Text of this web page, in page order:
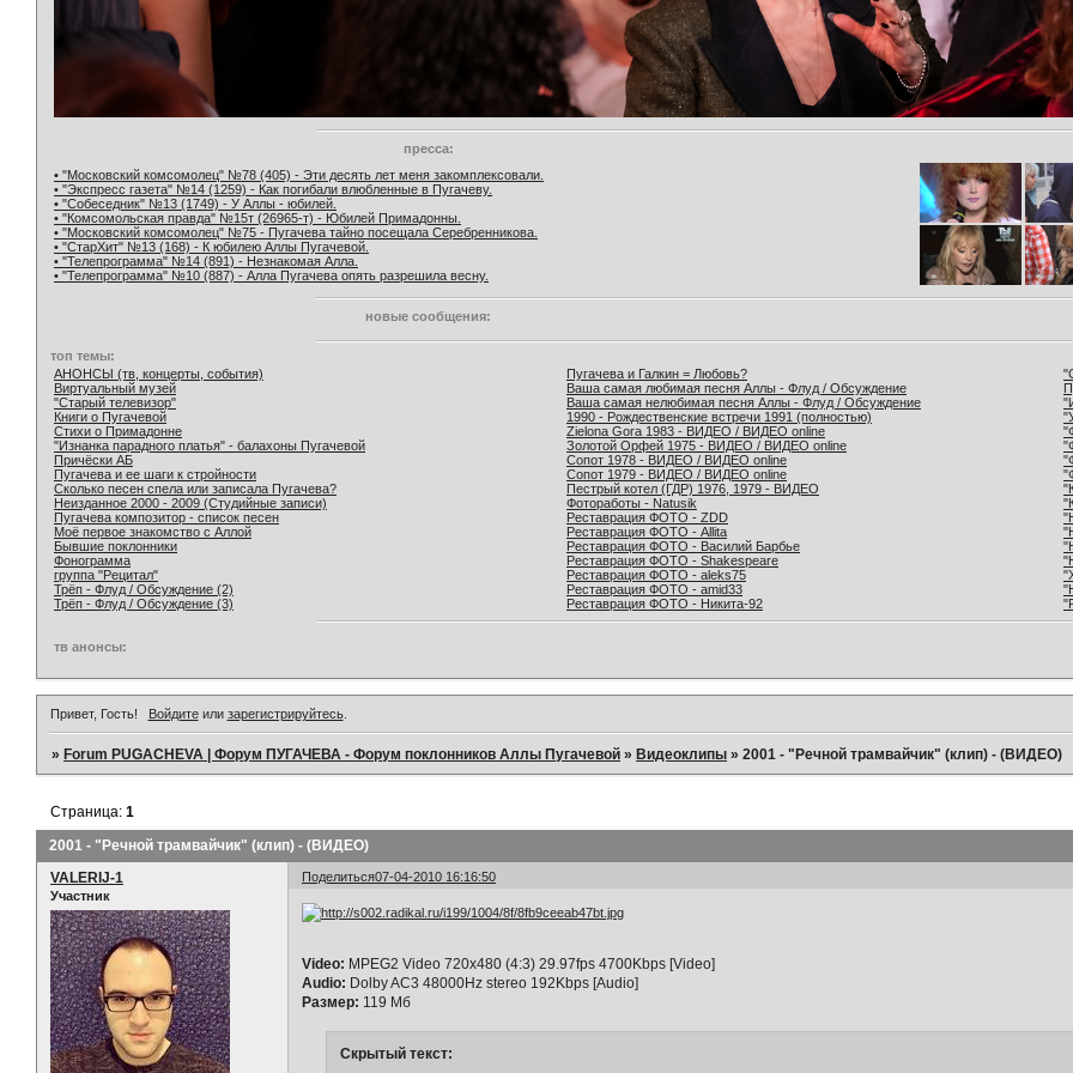
пресса:
• "Московский комсомолец" №78 (405) - Эти десять лет меня закомплексовали.
• "Экспресс газета" №14 (1259) - Как погибали влюбленные в Пугачеву.
• "Собеседник" №13 (1749) - У Аллы - юбилей.
• "Комсомольская правда" №15т (26965-т) - Юбилей Примадонны.
• "Московский комсомолец" №75 - Пугачева тайно посещала Серебренникова.
• "СтарХит" №13 (168) - К юбилею Аллы Пугачевой.
• "Телепрограмма" №14 (891) - Незнакомая Алла.
• "Телепрограмма" №10 (887) - Алла Пугачева опять разрешила весну.
новые сообщения:
топ темы:
АНОНСЫ (тв, концерты, события)
Виртуальный музей
"Старый телевизор"
Книги о Пугачевой
Стихи о Примадонне
"Изнанка парадного платья" - балахоны Пугачевой
Причёски АБ
Пугачева и ее шаги к стройности
Сколько песен спела или записала Пугачева?
Неизданное 2000 - 2009 (Студийные записи)
Пугачева композитор - список песен
Моё первое знакомство с Аллой
Бывшие поклонники
Фонограмма
группа "Рецитал"
Трёп - Флуд / Обсуждение (2)
Трёп - Флуд / Обсуждение (3)
Пугачева и Галкин = Любовь?
Ваша самая любимая песня Аллы - Флуд / Обсуждение
Ваша самая нелюбимая песня Аллы - Флуд / Обсуждение
1990 - Рождественские встречи 1991 (полностью)
Zielona Gora 1983 - ВИДЕО / ВИДЕО online
Золотой Орфей 1975 - ВИДЕО / ВИДЕО online
Сопот 1978 - ВИДЕО / ВИДЕО online
Сопот 1979 - ВИДЕО / ВИДЕО online
Пестрый котел (ГДР) 1976, 1979 - ВИДЕО
Фотоработы - Natusik
Реставрация ФОТО - ZDD
Реставрация ФОТО - Allita
Реставрация ФОТО - Василий Барбье
Реставрация ФОТО - Shakespeare
Реставрация ФОТО - aleks75
Реставрация ФОТО - amid33
Реставрация ФОТО - Никита-92
тв анонсы:
Привет, Гость! Войдитеили зарегистрируйтесь.
»Forum PUGACHEVA | Форум ПУГАЧЕВА - Форум поклонников Аллы Пугачевой »Видеоклипы »2001 - "Речной трамвайчик" (клип) - (ВИДЕО)
2001 - "Речной трамвайчик" (клип) - (ВИДЕО)
Страница:1
Поделиться07-04-2010 16:16:50
VALERIJ-1
Участник
Video: MPEG2 Video 720x480 (4:3) 29.97fps 4700Kbps [Video]
Audio: Dolby AC3 48000Hz stereo 192Kbps [Audio]
Размер: 119 Мб
Скрытый текст: